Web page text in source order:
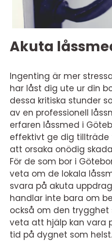
Akuta
Ingenting är mer
har låst dig ute ur din
dessa kritiska stunder
av en professionell
erfaren låssmed i
effektivt ge dig
att orsaka onödig
För de som bor i
veta om de lokala
svara på akuta
handlar inte bara om
också om den
veta att hjälp kan vara
tid på dygnet som helst.